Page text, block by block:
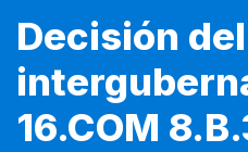
Decisión
16.COM